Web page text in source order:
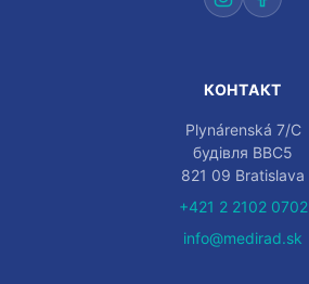
КОНТАКТ
Plynárenská 7/C
будівля BBC5
821 09 Bratislava
+421 2 2102 0702
info@medirad.sk